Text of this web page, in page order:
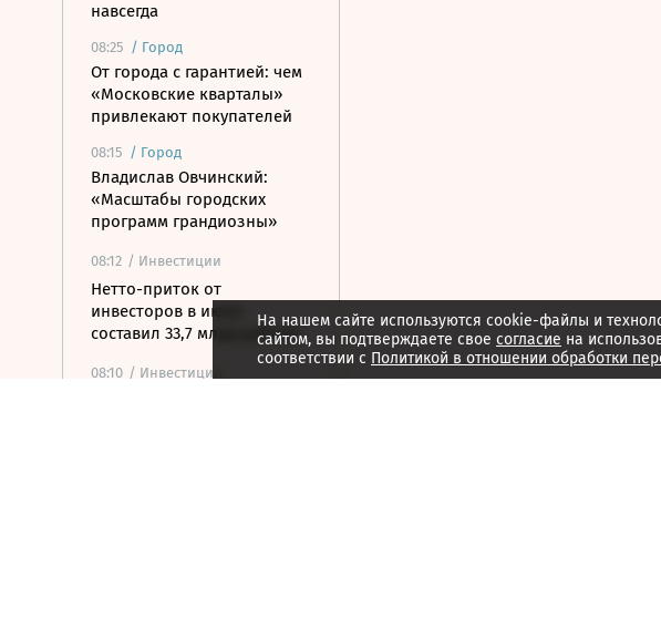
навсегда
08:25 / Город
От города с гарантией: чем
«Московские кварталы»
привлекают покупателей
08:15 / Город
Владислав Овчинский:
«Масштабы городских
программ грандиозны»
08:12 / Инвестиции
Нетто-приток от
инвесторов в июле
составил 33,7 млрд рублей
08:10 / Инвестиции
На нашем сайте используются cookie-файлы и
сайтом, вы подтверждаете свое согласие на
соответствии с Политикой в отношении обработки